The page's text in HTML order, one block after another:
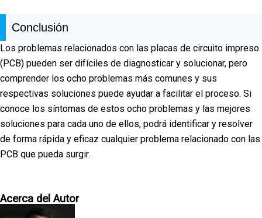
Conclusión
Los problemas relacionados con las placas de circuito impreso
(PCB) pueden ser difíciles de diagnosticar y solucionar, pero
comprender los ocho problemas más comunes y sus
respectivas soluciones puede ayudar a facilitar el proceso. Si
conoce los síntomas de estos ocho problemas y las mejores
soluciones para cada uno de ellos, podrá identificar y resolver
de forma rápida y eficaz cualquier problema relacionado con las
PCB que pueda surgir.
Acerca del Autor